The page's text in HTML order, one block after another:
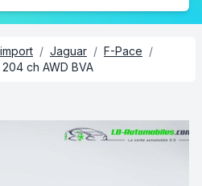
/ Jaguar / F-Pace /
ch AWD BVA